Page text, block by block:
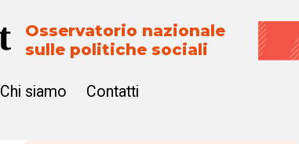
Osservatorio nazionale
sulle politiche sociali
Chi siamo Contatti